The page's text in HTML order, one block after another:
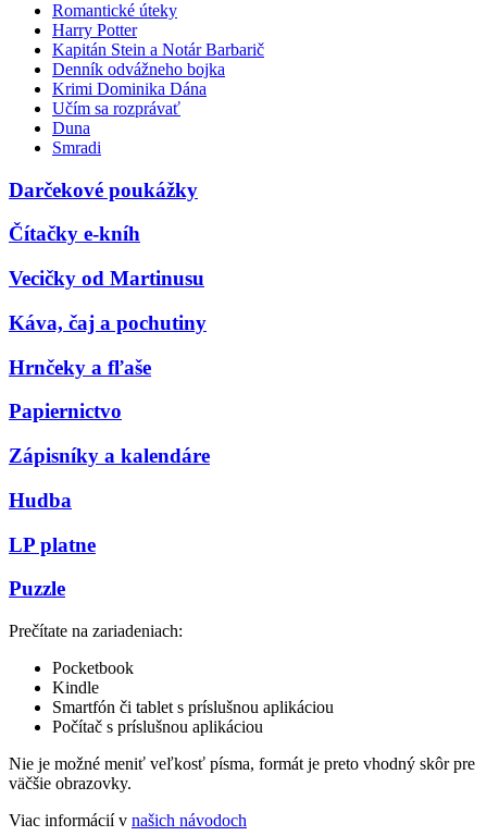
Romantické úteky
Harry Potter
Kapitán Stein a Notár Barbarič
Denník odvážneho bojka
Krimi Dominika Dána
Učím sa rozprávať
Duna
Smradi
Darčekové poukážky
Čítačky e-kníh
Vecičky od Martinusu
Káva, čaj a pochutiny
Hrnčeky a fľaše
Papiernictvo
Zápisníky a kalendáre
Hudba
LP platne
Puzzle
Prečítate na zariadeniach:
Pocketbook
Kindle
Smartfón či tablet s príslušnou aplikáciou
Počítač s príslušnou aplikáciou
Nie je možné meniť veľkosť písma, formát je preto vhodný skôr pre
väčšie obrazovky.
Viac informácií v našich návodoch